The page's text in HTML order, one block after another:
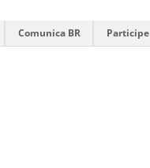
Comunica BR Participe